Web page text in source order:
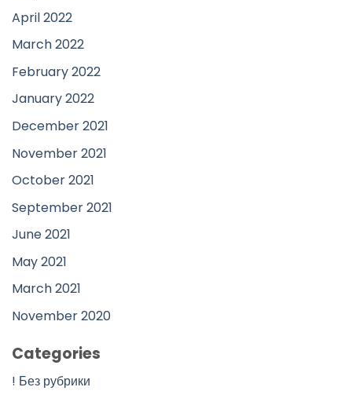
April 2022
March 2022
February 2022
January 2022
December 2021
November 2021
October 2021
September 2021
June 2021
May 2021
March 2021
November 2020
Categories
! Без рубрики